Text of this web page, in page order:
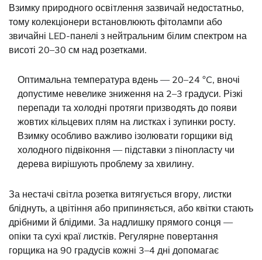
Взимку природного освітлення зазвичай недостатньо,
тому колекціонери встановлюють фітолампи або
звичайні LED-панелі з нейтральним білим спектром на
висоті 20–30 см над розетками.
Оптимальна температура вдень — 20–24 °C, вночі
допустиме невелике зниження на 2–3 градуси. Різкі
перепади та холодні протяги призводять до появи
жовтих кільцевих плям на листках і зупинки росту.
Взимку особливо важливо ізолювати горщики від
холодного підвіконня — підставки з пінопласту чи
дерева вирішують проблему за хвилину.
За нестачі світла розетка витягується вгору, листки
бліднуть, а цвітіння або припиняється, або квітки стають
дрібними й блідими. За надлишку прямого сонця —
опіки та сухі краї листків. Регулярне повертання
горщика на 90 градусів кожні 3–4 дні допомагає